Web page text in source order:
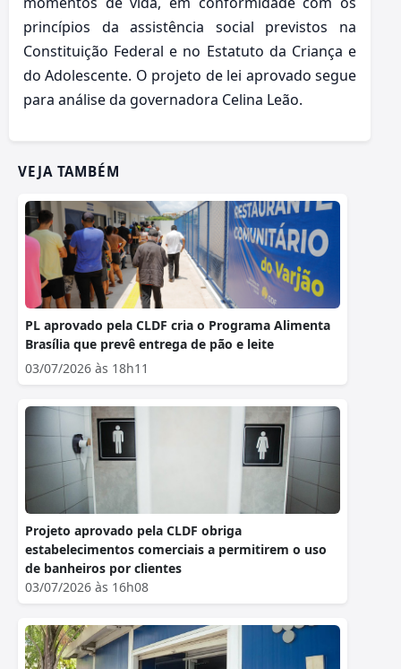
princípios da assistência social previstos na
Constituição Federal e no Estatuto da Criança e
do Adolescente. O projeto de lei aprovado segue
para análise da governadora Celina Leão.
VEJA TAMBÉM
PL aprovado pela CLDF cria o Programa Alimenta
Brasília que prevê entrega de pão e leite
03/07/2026 às 18h11
Projeto aprovado pela CLDF obriga
estabelecimentos comerciais a permitirem o uso
de banheiros por clientes
03/07/2026 às 16h08